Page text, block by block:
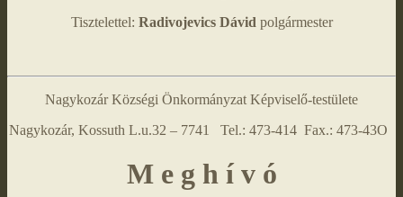
Tisztelettel: Radivojevics Dávid polgármester
Nagykozár Községi Önkormányzat Képviselő-testülete
Nagykozár, Kossuth L.u.32 – 7741 Tel.: 473-414 Fax.: 473-43O
M e g h í v ó